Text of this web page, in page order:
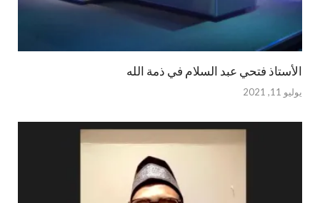
الأستاذ فتحي عبد السلام في ذمة الله
يوليو 11, 2021